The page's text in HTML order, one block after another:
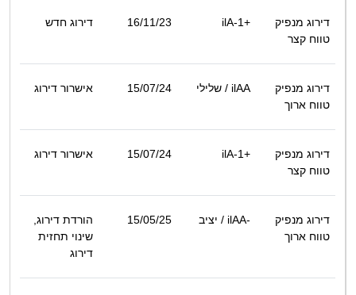
דירוג מנפיק
טווח קצר
ilA-1+
16/11/23 דירוג חדש
דירוג מנפיק
טווח ארוך
ilAA / שלילי 15/07/24 אישרור דירוג
דירוג מנפיק
טווח קצר
ilA-1+
15/07/24 אישרור דירוג
דירוג מנפיק
טווח ארוך
ilAA- / יציב 15/05/25
הורדת דירוג,
שינוי תחזית
דירוג